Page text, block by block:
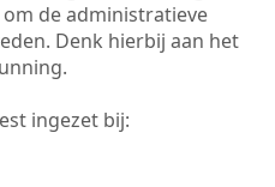
de administratieve
Denk hierbij aan het
ingezet bij: